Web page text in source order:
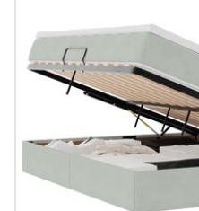
#sharemevidaxl